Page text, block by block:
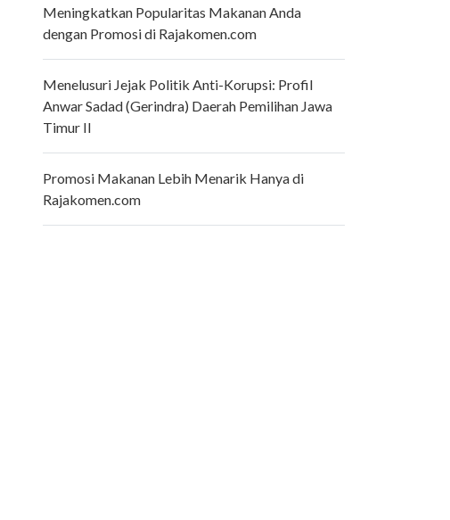
Meningkatkan Popularitas Makanan Anda
dengan Promosi di Rajakomen.com
Menelusuri Jejak Politik Anti-Korupsi: Profil
Anwar Sadad (Gerindra) Daerah Pemilihan Jawa
Timur II
Promosi Makanan Lebih Menarik Hanya di
Rajakomen.com